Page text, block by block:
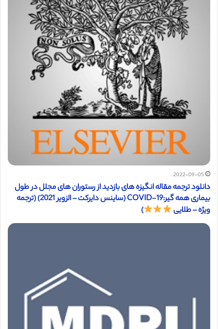
2022-09-05
دانلود ترجمه مقاله انگیزه های بازدید از رستوران های مجلل در طول
بیماری همه گیر:COVID-19 (ساینس دایرکت – الزویر 2021) (ترجمه
ویژه – طلایی
)